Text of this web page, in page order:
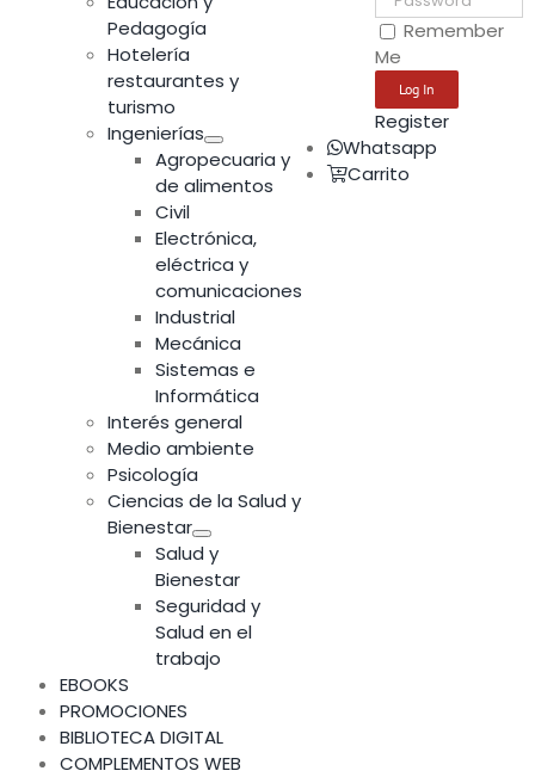
Pedagogía
Hotelería
restaurantes y
turismo
Ingenierías
Agropecuaria y
de alimentos
Civil
Electrónica,
eléctrica y
comunicaciones
Industrial
Mecánica
Sistemas e
Informática
Interés general
Medio ambiente
Psicología
Ciencias de la Salud y
Bienestar
Salud y
Bienestar
Seguridad y
Salud en el
trabajo
EBOOKS
PROMOCIONES
BIBLIOTECA DIGITAL
COMPLEMENTOS WEB
Remember
Me
Register
Whatsapp
Carrito